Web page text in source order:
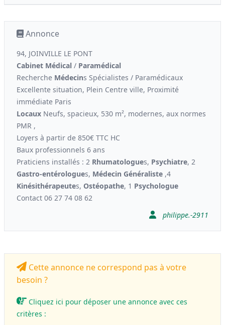
Annonce
94, JOINVILLE LE PONT
Cabinet Médical / Paramédical
Recherche Médecins Spécialistes / Paramédicaux
Excellente situation, Plein Centre ville, Proximité
immédiate Paris
Locaux Neufs, spacieux, 530 m², modernes, aux normes
PMR ,
Loyers à partir de 850€ TTC HC
Baux professionnels 6 ans
Praticiens installés : 2 Rhumatologues, Psychiatre, 2
Gastro-entérologues, Médecin Généraliste ,4
Kinésithérapeutes, Ostéopathe, 1 Psychologue
Contact 06 27 74 08 62
philippe.-2911
Cette annonce ne correspond pas à votre
besoin ?
Cliquez ici pour déposer une annonce avec ces
critères :